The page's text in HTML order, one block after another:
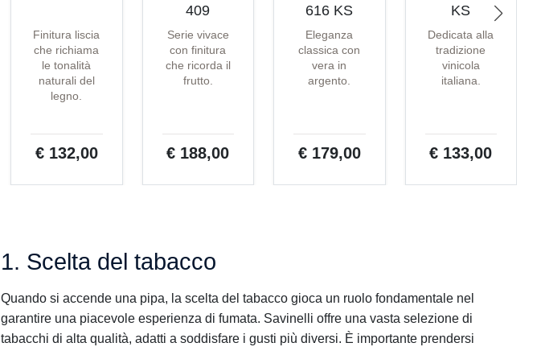
Finitura liscia
che richiama
le tonalità
naturali del
legno.
€ 132,00
409
Serie vivace
con finitura
che ricorda il
frutto.
€ 188,00
616 KS
Eleganza
classica con
vera in
argento.
€ 179,00
KS
Dedicata alla
tradizione
vinicola
italiana.
€ 133,00
1. Scelta del tabacco
Quando si accende una pipa, la scelta del tabacco gioca un ruolo fondamentale nel
garantire una piacevole esperienza di fumata. Savinelli offre una vasta selezione di
tabacchi di alta qualità, adatti a soddisfare i gusti più diversi. È importante prendersi